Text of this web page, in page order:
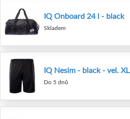
IQ Onboard 24 l - black
Skladem
IQ Nesim - black - vel. XL
Do 5 dnů